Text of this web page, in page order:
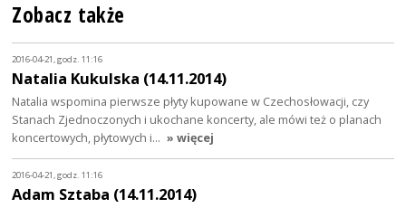
Zobacz także
2016-04-21, godz. 11:16
Natalia Kukulska (14.11.2014)
Natalia wspomina pierwsze płyty kupowane w Czechosłowacji, czy
Stanach Zjednoczonych i ukochane koncerty, ale mówi też o planach
koncertowych, płytowych i… » więcej
2016-04-21, godz. 11:16
Adam Sztaba (14.11.2014)